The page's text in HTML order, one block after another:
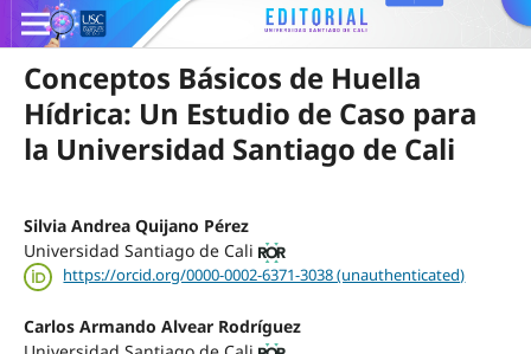
Conceptos Básicos de Huella
Hídrica: Un Estudio de Caso para
la Universidad Santiago de Cali
Silvia Andrea Quijano Pérez
Universidad Santiago de Cali
https://orcid.org/0000-0002-6371-3038 (unauthenticated)
Carlos Armando Alvear Rodríguez